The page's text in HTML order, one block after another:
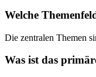
Welche
Die zentralen Themen
Was ist das